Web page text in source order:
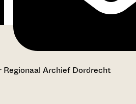
Regionaal Archief Dordrecht